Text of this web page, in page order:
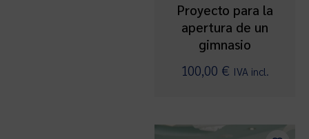
Proyecto para la
apertura de un
gimnasio
100,00 € IVA incl.